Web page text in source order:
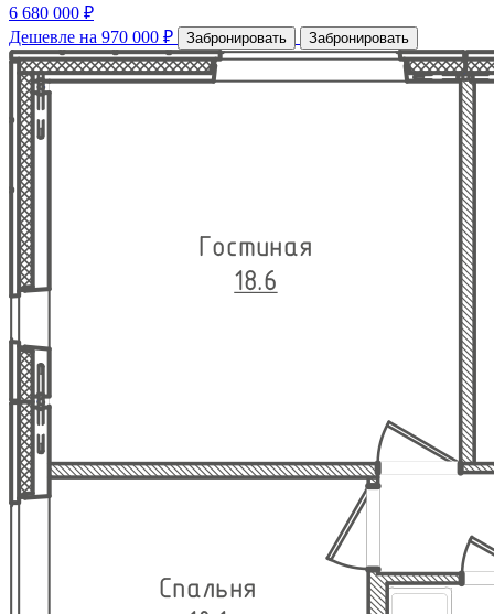
6 680 000 ₽
Дешевле на 970 000 ₽
Забронировать Забронировать